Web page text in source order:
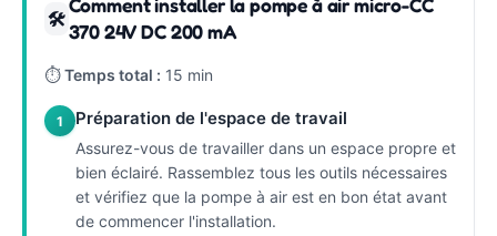
🛠
Comment installer la pompe à air micro-CC
370 24V DC 200 mA
⏱Temps total : 15 min
1 Préparation de l'espace de travail
Assurez-vous de travailler dans un espace propre et
bien éclairé. Rassemblez tous les outils nécessaires
et vérifiez que la pompe à air est en bon état avant
de commencer l'installation.